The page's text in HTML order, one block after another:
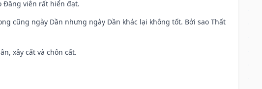
Đăng viên rất hiển đạt.
cũng ngày Dần nhưng ngày Dần khác lại không tốt. Bởi sao Thất
xây cất và chôn cất.